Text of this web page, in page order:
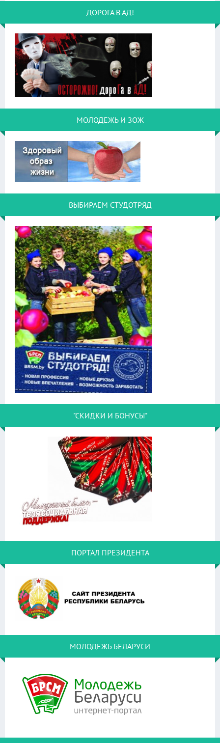
ДОРОГА В АД!
МОЛОДЕЖЬ И ЗОЖ
ВЫБИРАЕМ СТУДОТРЯД
"СКИДКИ И БОНУСЫ"
ПОРТАЛ ПРЕЗИДЕНТА
МОЛОДЕЖЬ БЕЛАРУСИ